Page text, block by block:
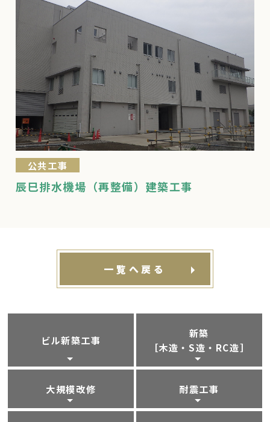
公共工事
辰巳排水機場（再整備）建築工事
一覧へ戻る
ビル新築工事
新築
［木造・S造・RC造］
大規模改修 耐震工事